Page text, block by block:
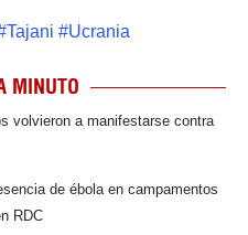
Tajani #Ucrania
MINUTO
volvieron a manifestarse contra
de ébola en campamentos
RDC